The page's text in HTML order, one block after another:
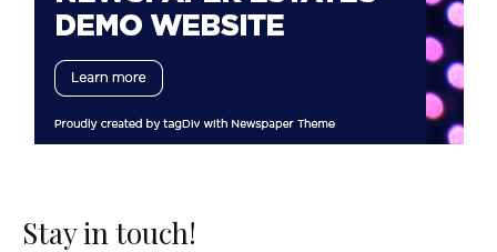
Stay in touch!